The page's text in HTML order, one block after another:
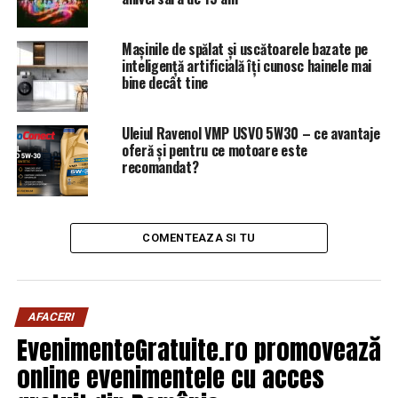
electrice noi pentru CFR Călători, precum şi a
modernizării întregului parc de material rulant deţinut
de companie provine din starea tehnică a acestuia, dar şi
din vârsta atinsă la nivelul anului 2018.
Mașinile de spălat și uscătoarele bazate pe
inteligență artificială îți cunosc hainele mai
bine decât tine
Uleiul Ravenol VMP USVO 5W30 – ce avantaje
oferă și pentru ce motoare este
recomandat?
COMENTEAZA SI TU
AFACERI
EvenimenteGratuite.ro promovează
online evenimentele cu acces